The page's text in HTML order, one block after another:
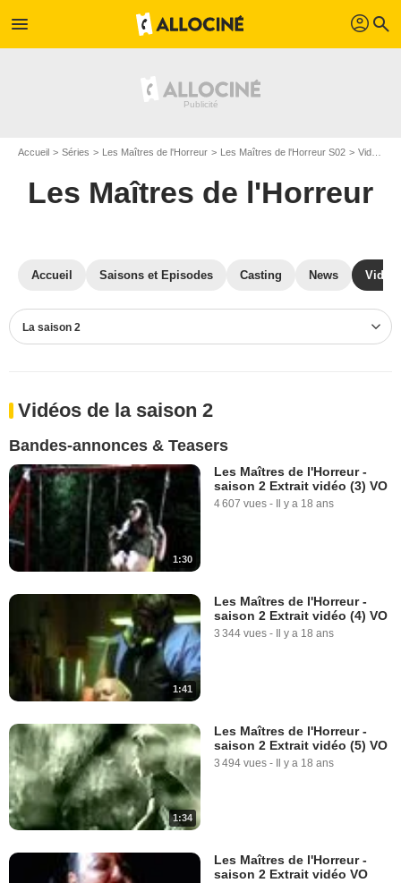
menu profil search
Accueil Séries Les Maîtres de l'Horreur Les Maîtres de l'Horreur S02 Vidéos Les Maîtres de l'Horreur
Les Maîtres de l'Horreur
Accueil Saisons et Episodes Casting News
La saison 2
Vidéos de la saison 2
Bandes-annonces & Teasers
1:30
Les Maîtres de l'Horreur -
saison 2 Extrait vidéo (3) VO
4 607 vues - Il y a 18 ans
1:41
Les Maîtres de l'Horreur -
saison 2 Extrait vidéo (4) VO
3 344 vues - Il y a 18 ans
1:34
Les Maîtres de l'Horreur -
saison 2 Extrait vidéo (5) VO
3 494 vues - Il y a 18 ans
Les Maîtres de l'Horreur -
saison 2 Extrait vidéo VO